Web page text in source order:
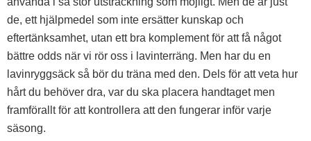
de, ett hjälpmedel som inte ersätter kunskap och
eftertänksamhet, utan ett bra komplement för att få något
bättre odds när vi rör oss i lavinterräng. Men har du en
lavinryggsäck så bör du träna med den. Dels för att veta hur
hårt du behöver dra, var du ska placera handtaget men
framförallt för att kontrollera att den fungerar inför varje
säsong.